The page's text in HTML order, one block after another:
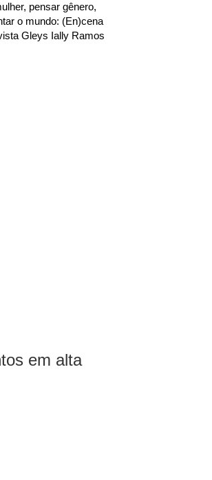
pensar gênero,
o mundo: (En)cena
Gleys Ially Ramos
em alta